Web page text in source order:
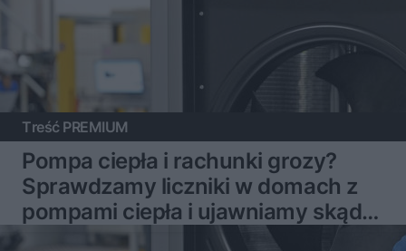
Treść PREMIUM
Pompa ciepła i rachunki grozy?
Sprawdzamy liczniki w domach z
pompami ciepła i ujawniamy skąd
mogą brać się problemy